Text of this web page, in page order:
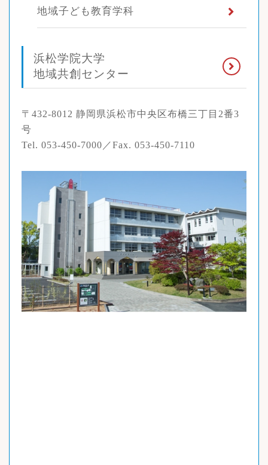
地域子ども教育学科
浜松学院大学
地域共創センター
〒432-8012 静岡県浜松市中央区布橋三丁目2番3
号
Tel. 053-450-7000／Fax. 053-450-7110